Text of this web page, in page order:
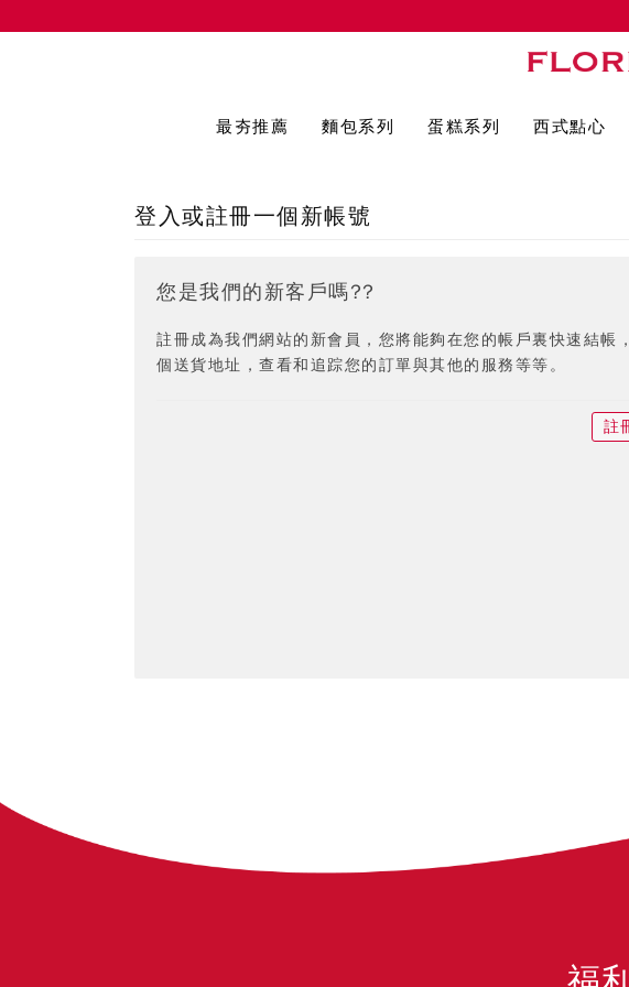
最夯推薦 麵包系列 蛋糕系列 西式點心
登入或註冊一個新帳號
您是我們的新客戶嗎??
註冊成為我們網站的新會員，您將能夠在您的帳戶裏快速結帳
個送貨地址，查看和追踪您的訂單與其他的服務等等。
註